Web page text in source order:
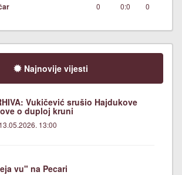
0 0:0 0
Najnovije vijesti
Vukičević srušio Hajdukove
o duploj kruni
13.05.2026. 13:00
vu" na Pecari